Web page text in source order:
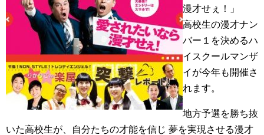
漫才せぇ！」
高校生の漫才ナン
バー１を決めるハ
イスクールマンザ
イが今年も開催さ
れます。
地方予選を勝ち抜
いた高校生が、自分たちの才能を信じ 夢を実現させる漫才